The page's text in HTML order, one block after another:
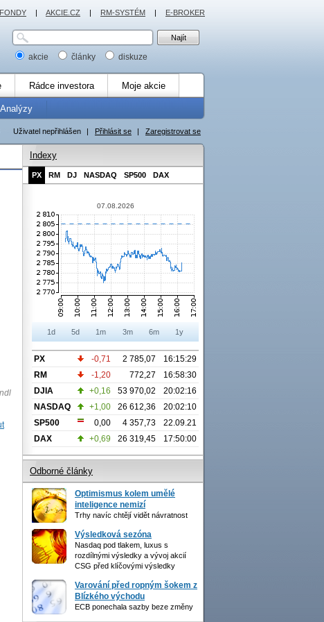
akcie články diskuze
Rádce investora Moje akcie
Analýzy
Uživatel nepřihlášen | Přihlásit se | Zaregistrovat se
Indexy
PX RM DJ NASDAQ SP500 DAX
07.08.2026
1d 5d 1m 3m 6m 1y
PX -0,71 2 785,07
16:15:29
RM
-1,20 772,27
16:58:30
DJIA
+0,16 53 970,02
20:02:16
NASDAQ
+1,00 26 612,36
20:02:10
SP500
0,00 4 357,73
22.09.21
DAX
+0,69 26 319,45 17:50:00
Odborné články
Optimismus kolem umělé
inteligence nemizí
Trhy navíc chtějí vidět návratnost
Výsledková sezóna
Nasdaq pod tlakem, luxus s
rozdílnými výsledky a vývoj akcií
CSG před klíčovými výsledky
Varování před ropným šokem z
Blízkého východu
ECB ponechala sazby beze změny
| AKCIE.CZ | RM-SYSTÉM | E-BROKER